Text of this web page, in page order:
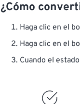
¿Cómo
Haga clic en el
Haga clic en el
Cuando el